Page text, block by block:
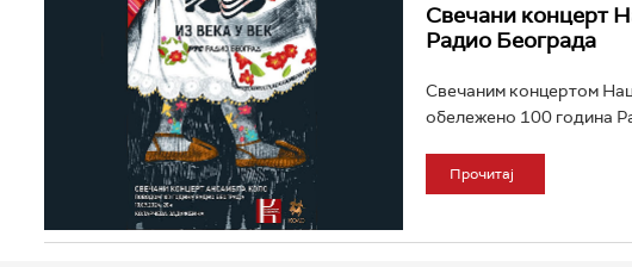
Свечани концерт
Радио Београда
Свечаним концертом
обележено 100 година
Прочитај